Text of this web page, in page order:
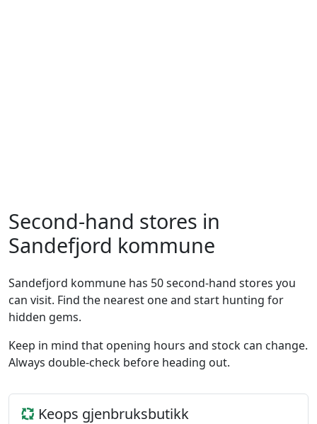
Second-hand stores in
Sandefjord kommune
Sandefjord kommune has 50 second-hand stores you
can visit. Find the nearest one and start hunting for
hidden gems.
Keep in mind that opening hours and stock can change.
Always double-check before heading out.
Keops gjenbruksbutikk